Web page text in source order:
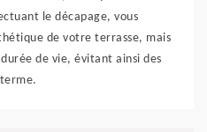
le décapage, vous
de votre terrasse, mais
de vie, évitant ainsi des